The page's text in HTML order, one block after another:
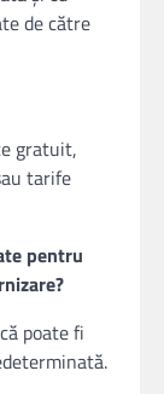
de către
gratuit,
tarife
pentru
poate fi